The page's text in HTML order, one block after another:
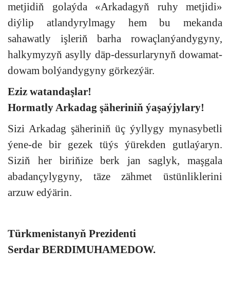
metjidiň golaýda «Arkadagyň ruhy metjidi»
diýlip atlandyrylmagy hem bu mekanda
sahawatly işleriň barha rowaçlanýandygyny,
halkymyzyň asylly däp-dessurlarynyň dowamat-
dowam bolýandygyny görkezýär.
Eziz watandaşlar!
Hormatly Arkadag şäheriniň ýaşaýjylary!
Sizi Arkadag şäheriniň üç ýyllygy mynasybetli
ýene-de bir gezek tüýs ýürekden gutlaýaryn.
Siziň her biriňize berk jan saglyk, maşgala
abadançylygyny, täze zähmet üstünliklerini
arzuw edýärin.
Türkmenistanyň Prezidenti
Serdar BERDIMUHAMEDOW.